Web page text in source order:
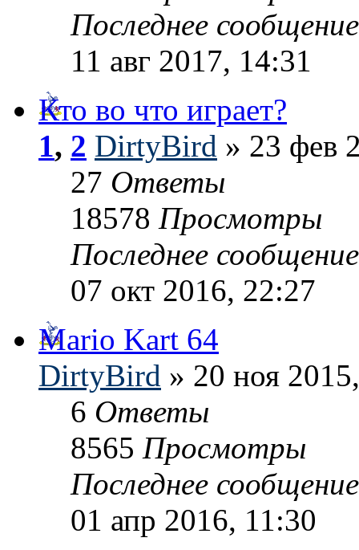
Последнее
11 авг 2017, 14:31
Кто во что играет?
1, 2 DirtyBird » 23 фев
27 Ответы
18578 Просмотры
Последнее
07 окт 2016, 22:27
Mario Kart 64
DirtyBird » 20 ноя
6 Ответы
8565 Просмотры
Последнее
01 апр 2016, 11:30